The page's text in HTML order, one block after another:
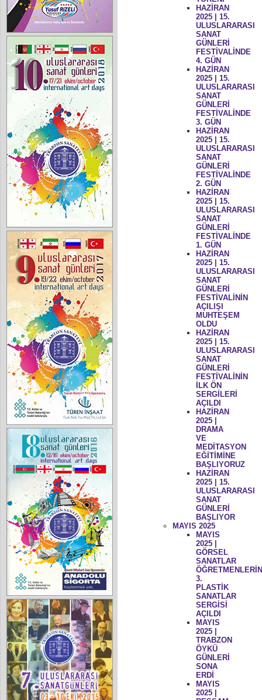
HAZİRAN
2025 | 15.
ULUSLARARASI
SANAT
GÜNLERİ
FESTİVALİNDE
4. GÜN
HAZİRAN
2025 | 15.
ULUSLARARASI
SANAT
GÜNLERİ
FESTİVALİNDE
3. GÜN
HAZİRAN
2025 | 15.
ULUSLARARASI
SANAT
GÜNLERİ
FESTİVALİNDE
2. GÜN
HAZİRAN
2025 | 15.
ULUSLARARASI
SANAT
GÜNLERİ
FESTİVALİNDE
1. GÜN
HAZİRAN
2025 | 15.
ULUSLARARASI
SANAT
GÜNLERİ
FESTİVALİNİN
AÇILIŞI
MUHTEŞEM
OLDU
HAZİRAN
2025 | 15.
ULUSLARARASI
SANAT
GÜNLERİ
FESTİVALİNİN
İLK ÖN
SERGİLERİ
AÇILDI
HAZİRAN
2025 |
DRAMA
VE
MEDİTASYON
EĞİTİMİNE
BAŞLIYORUZ
HAZİRAN
2025 | 15.
ULUSLARARASI
SANAT
GÜNLERİ
BAŞLIYOR
MAYIS 2025
MAYIS
2025 |
GÖRSEL
SANATLAR
3.
PLASTİK
SANATLAR
SERGİSİ
AÇILDI
MAYIS
2025 |
TRABZON
ÖYKÜ
GÜNLERİ
SONA
ERDİ
MAYIS
2025 |